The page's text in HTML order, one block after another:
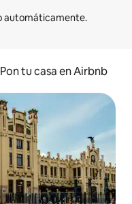
Pon tu casa en Airbnb